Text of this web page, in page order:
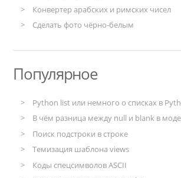
Конвертер арабских и римских чисел
Сделать фото чёрно-белым
Популярное
Python list или немного о списках в
В чём разница между null и blank в
Поиск подстроки в строке
Темизация шаблона views
Коды спецсимволов ASCII